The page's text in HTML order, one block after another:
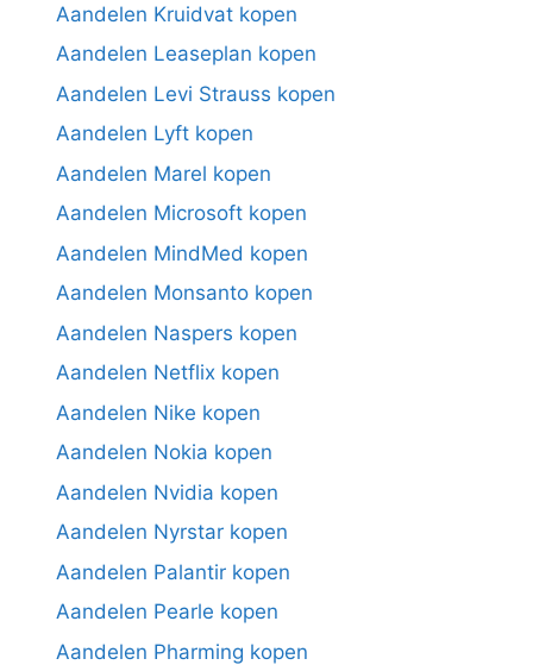
Aandelen Kruidvat kopen
Aandelen Leaseplan kopen
Aandelen Levi Strauss kopen
Aandelen Lyft kopen
Aandelen Marel kopen
Aandelen Microsoft kopen
Aandelen MindMed kopen
Aandelen Monsanto kopen
Aandelen Naspers kopen
Aandelen Netflix kopen
Aandelen Nike kopen
Aandelen Nokia kopen
Aandelen Nvidia kopen
Aandelen Nyrstar kopen
Aandelen Palantir kopen
Aandelen Pearle kopen
Aandelen Pharming kopen